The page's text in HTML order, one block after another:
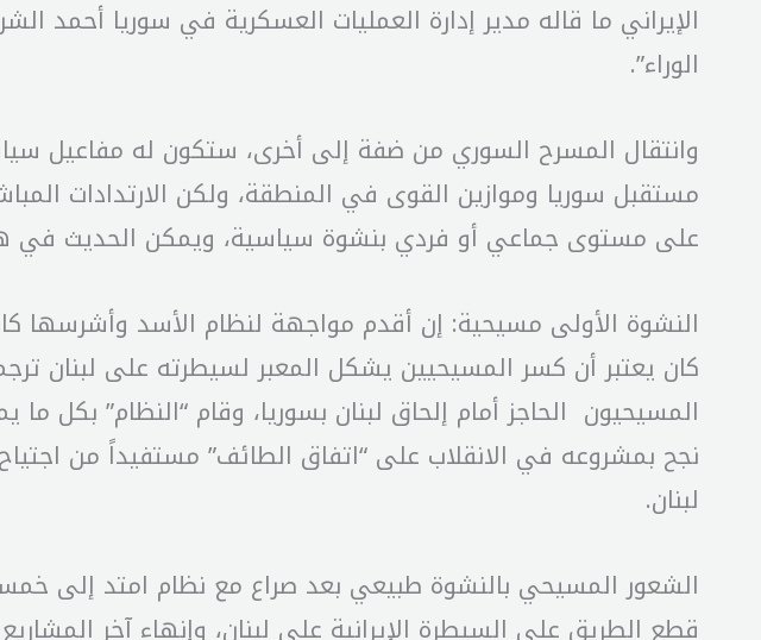
الوراء”.
وانتقال المسرح السوري من ضفة إلى أخرى، ستكون له مفاعيل
مستقبل سوريا وموازين القوى في المنطقة، ولكن الارتدادات
على مستوى جماعي أو فردي بنشوة سياسية، ويمكن الحديث في
النشوة الأولى مسيحية: إن أقدم مواجهة لنظام الأسد وأشرسها
كان يعتبر أن كسر المسيحيين يشكل المعبر لسيطرته على لبنان
المسيحيون الحاجز أمام إلحاق لبنان بسوريا، وقام “النظام”
نجح بمشروعه في الانقلاب على “اتفاق الطائف” مستفيداً من
لبنان.
الشعور المسيحي بالنشوة طبيعي بعد صراع مع نظام امتد إلى
قطع الطريق على السيطرة الإيرانية على لبنان، وإنهاء آخر